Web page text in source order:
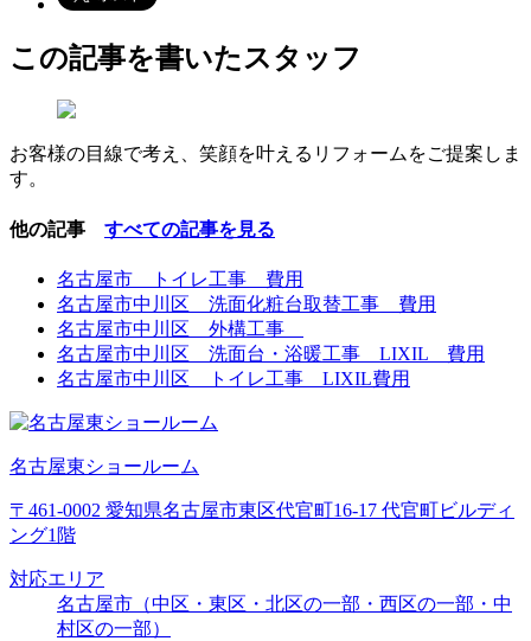
この記事を書いたスタッフ
お客様の目線で考え、笑顔を叶えるリフォームをご提案しま
す。
他の記事 すべての記事を見る
名古屋市 トイレ工事 費用
名古屋市中川区 洗面化粧台取替工事 費用
名古屋市中川区 外構工事
名古屋市中川区 洗面台・浴暖工事 LIXIL 費用
名古屋市中川区 トイレ工事 LIXIL費用
名古屋東ショールーム
〒461-0002 愛知県名古屋市東区代官町16-17 代官町ビルディ
ング1階
対応エリア
名古屋市（中区・東区・北区の一部・西区の一部・中
村区の一部）